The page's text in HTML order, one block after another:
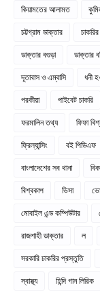
কিয়ামতের আলামত
চট্টগ্রাম ডাক্তার
ডাক্তার বগুড়া
ডাক্তার
দূতাবাস ও এম্বাসি
ধনী
পরকীয়া
পাইবেট চাকরি
ফরমালিন তথ্য
ফিফা
ফ্রিল্যান্সিং
বই পিডিএফ
বাংলাদেশের সব থানা
বিশ্বকাপ
ভিসা
মোবাইল এন্ড কম্পিউটার
রাজশাহী ডাক্তার
ল
সরকারি চাকরির প্রস্তুতি
স্বাস্থ্য
হিন্দি গান লিরিক